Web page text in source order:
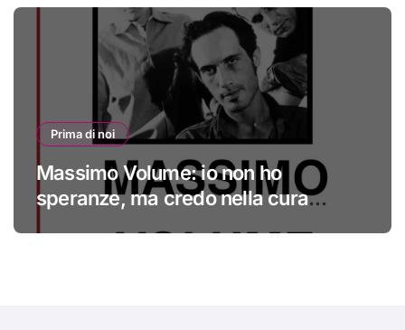
Prima di noi
Massimo Volume: io non ho
speranze, ma credo nella cura